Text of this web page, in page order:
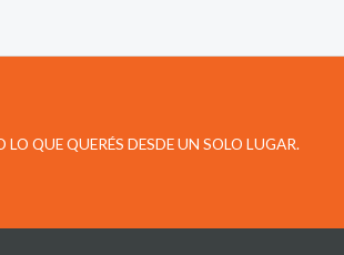
QUE QUERÉS DESDE UN SOLO LUGAR.